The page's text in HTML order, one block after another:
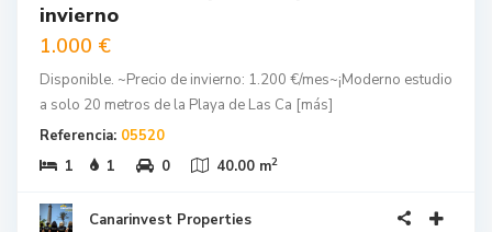
invierno
1.000 €
Disponible. ~Precio de invierno: 1.200 €/mes~¡Moderno estudio
a solo 20 metros de la Playa de Las Ca [más]
Referencia: 05520
1
1 0 40.00 m2
Canarinvest Properties